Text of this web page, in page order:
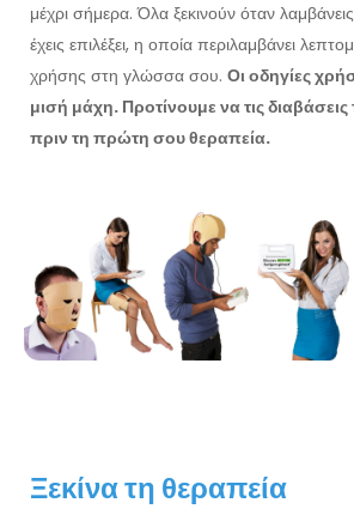
μέχρι σήμερα. Όλα ξεκινούν όταν
έχεις επιλέξει, η οποία περιλαμβάνει
χρήσης στη γλώσσα σου. Οι οδηγίες
μισή μάχη. Προτίνουμε να τις
πριν τη πρώτη σου θεραπεία.
Ξεκίνα τη θεραπεία